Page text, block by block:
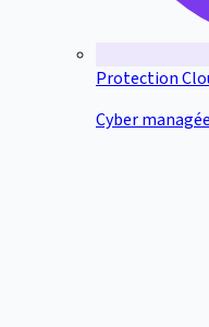
Protection
Cyber